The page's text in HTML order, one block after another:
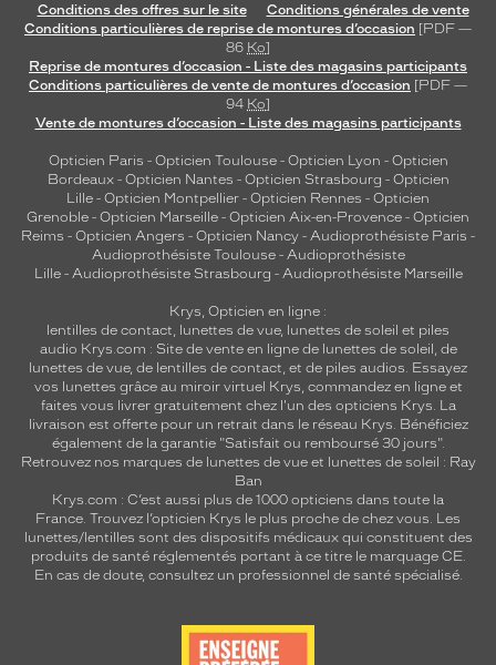
Conditions des offres sur le site
Conditions générales de vente
Conditions particulières de reprise de montures d’occasion [PDF —
86 Ko]
Reprise de montures d’occasion - Liste des magasins participants
Conditions particulières de vente de montures d’occasion [PDF —
94 Ko]
Vente de montures d’occasion - Liste des magasins participants
Opticien Paris - Opticien Toulouse- Opticien Lyon - Opticien
Bordeaux- Opticien Nantes - Opticien Strasbourg - Opticien
Lille - Opticien Montpellier - Opticien Rennes - Opticien
Grenoble - Opticien Marseille - Opticien Aix-en-Provence - Opticien
Reims - Opticien Angers - Opticien Nancy - Audioprothésiste Paris -
Audioprothésiste Toulouse- Audioprothésiste
Lille- Audioprothésiste Strasbourg - Audioprothésiste Marseille
Krys, Opticien en ligne :
lentilles de contact lunettes de vue, lunettes de soleil et piles
audio Krys.com : Site de vente en ligne de lunettes de soleil, de
lunettes de vue, de lentilles de contact , et de piles audios. Essayez
vos lunettes grâce au miroir virtuel Krys, commandez en ligne et
faites vous livrer gratuitement chez l'un des opticiens Krys. La
livraison est offerte pour un retrait dans le réseau Krys. Bénéficiez
également de la garantie "Satisfait ou remboursé 30 jours".
Retrouvez nos marques de lunettes de vue et lunettes de soleil : Ray
Ban
Krys.com : C’est aussi plus de 1000 opticiens dans toute la
France. Trouvez l’opticien Krys le plus proche de chez vous . Les
lunettes/lentilles sont des dispositifs médicaux qui constituent des
produits de santé réglementés portant à ce titre le marquage CE.
En cas de doute, consultez un professionnel de santé spécialisé.